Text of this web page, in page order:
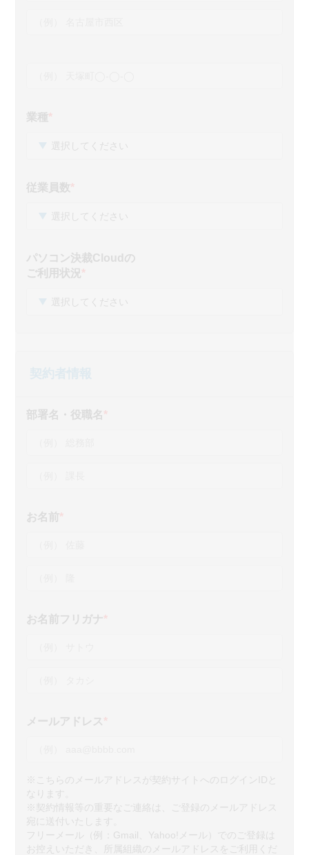
業種*
従業員数*
パソコン決裁Cloudの
ご利用状況 *
部署名・役職名*
お名前*
お名前フリガナ*
メールアドレス *
※こちらのメールアドレスが契約サイトへのログインIDと
なります。
※契約情報等の重要なご連絡は、ご登録のメールアドレス
宛に送付いたします。
フリーメール（例：Gmail、Yahoo!メール）でのご登録は
お控えいただき、所属組織のメールアドレスをご利用くだ